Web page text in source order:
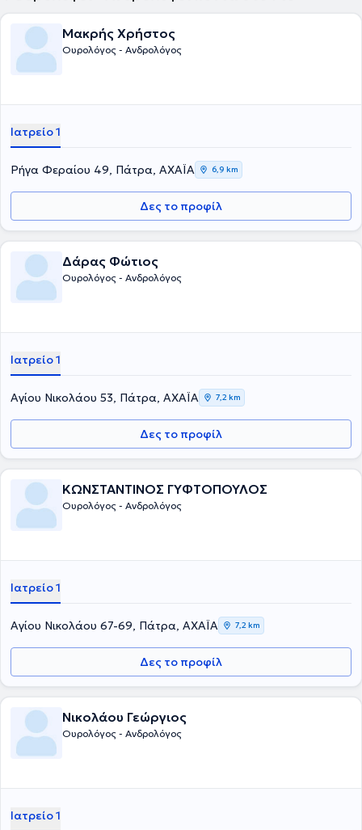
Μακρής Χρήστος
Ουρολόγος - Ανδρολόγος
Ιατρείο 1
Ρήγα Φεραίου 49, Πάτρα, ΑΧΑΪΑ 6,9 km
Δες το προφίλ
Δάρας Φώτιος
Ουρολόγος - Ανδρολόγος
Ιατρείο 1
Αγίου Νικολάου 53, Πάτρα, ΑΧΑΪΑ 7,2 km
Δες το προφίλ
ΚΩΝΣΤΑΝΤΙΝΟΣ ΓΥΦΤΟΠΟΥΛΟΣ
Ουρολόγος - Ανδρολόγος
Ιατρείο 1
Αγίου Νικολάου 67-69, Πάτρα, ΑΧΑΪΑ 7,2 km
Δες το προφίλ
Νικολάου Γεώργιος
Ουρολόγος - Ανδρολόγος
Ιατρείο 1